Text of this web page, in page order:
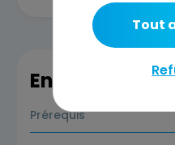
En savoir plus
Prérequis
Tout